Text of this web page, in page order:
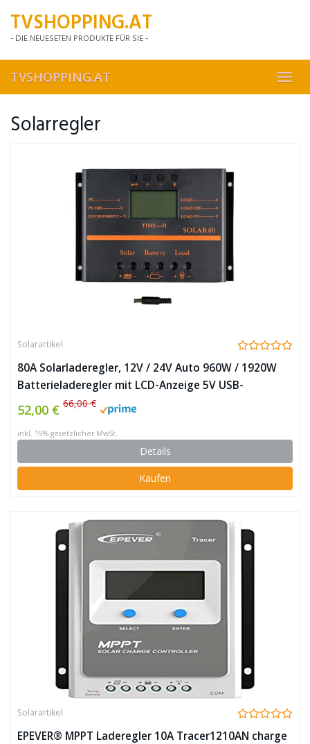
mainTVSHOPPING.AT
- DIE NEUESETEN PRODUKTE FÜR SIE -
TVSHOPPING.AT
Solarregler
Solarartikel
80A Solarladeregler, 12V / 24V Auto 960W / 1920W
Batterieladeregler mit LCD-Anzeige 5V USB-
Ladegerät für Mobilgeräte Verbesserter Kühlkörper
(80A)
52,00 € 66,00 €
inkl. 19% gesetzlicher MwSt.
Details
Kaufen
Solarartikel
EPEVER® MPPT Laderegler 10A Tracer1210AN charge